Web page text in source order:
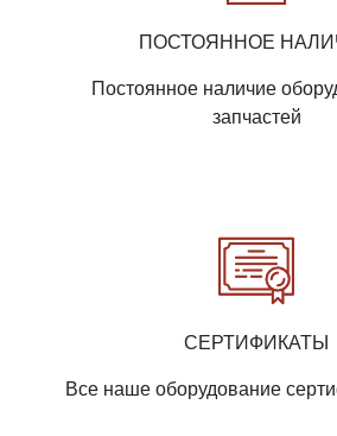
ПОСТОЯННОЕ
Постоянное наличие
запчастей
СЕРТИФИКАТЫ
Все наше оборудование